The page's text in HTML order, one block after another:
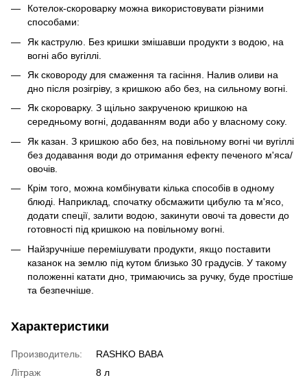
Котелок-скороварку можна використовувати різними
способами:
Як каструлю. Без кришки змішавши продукти з водою, на
вогні або вугіллі.
Як сковороду для смаження та гасіння. Налив оливи на
дно після розігріву, з кришкою або без, на сильному вогні.
Як скороварку. З щільно закрученою кришкою на
середньому вогні, додаванням води або у власному соку.
Як казан. З кришкою або без, на повільному вогні чи вугіллі
без додавання води до отримання ефекту печеного м'яса/
овочів.
Крім того, можна комбінувати кілька способів в одному
блюді. Наприклад, спочатку обсмажити цибулю та м'ясо,
додати спеції, залити водою, закинути овочі та довести до
готовності під кришкою на повільному вогні.
Найзручніше перемішувати продукти, якщо поставити
казанок на землю під кутом близько 30 градусів. У такому
положенні катати дно, тримаючись за ручку, буде простіше
та безпечніше.
Характеристики
Производитель:
RASHKO BABA
Літраж
8 л